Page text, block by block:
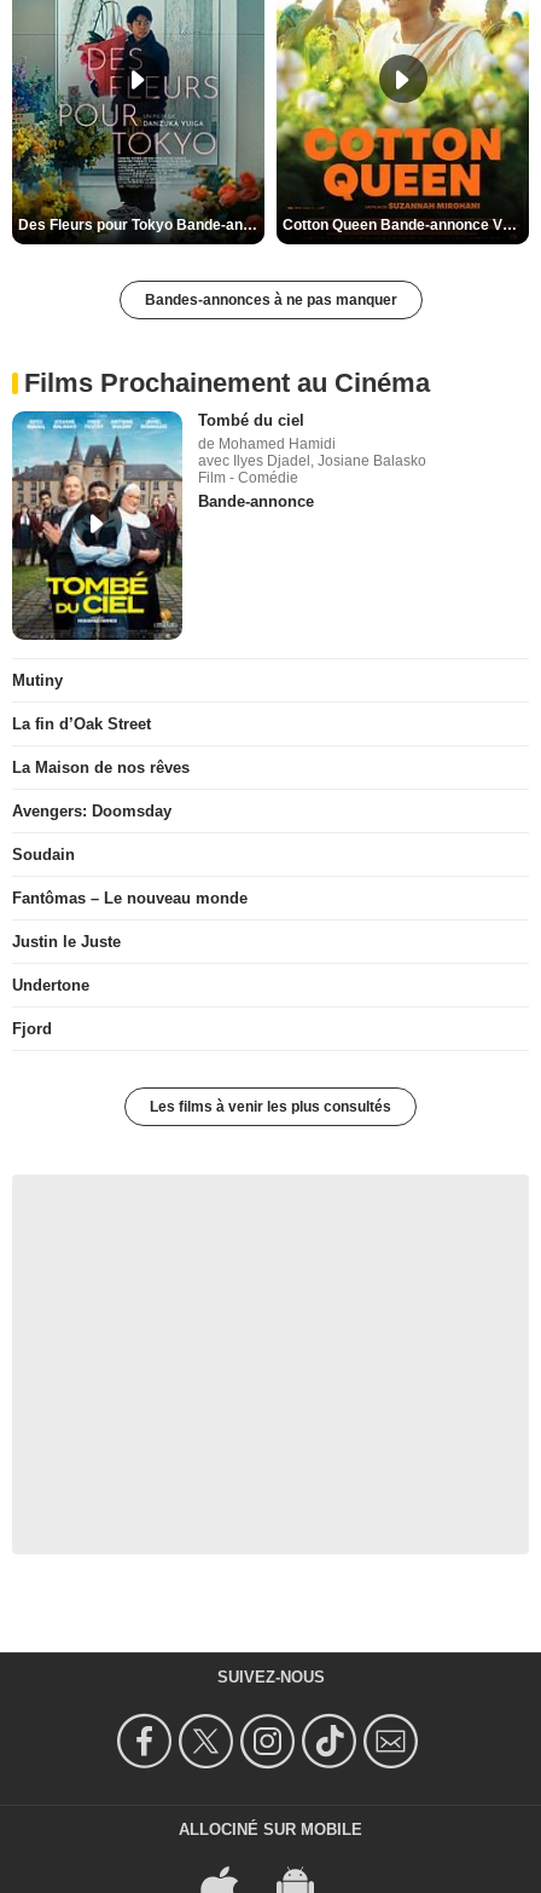
Des Fleurs pour Tokyo Bande-annonce VO STFR Cotton Queen Bande-annonce VO STFR
Bandes-annonces à ne pas manquer
Films Prochainement au Cinéma
Tombé du ciel
de Mohamed Hamidi
avec Ilyes Djadel, Josiane Balasko
Film - Comédie
Bande-annonce
Mutiny
La fin d’Oak Street
La Maison de nos rêves
Avengers: Doomsday
Soudain
Fantômas – Le nouveau monde
Justin le Juste
Undertone
Fjord
Les films à venir les plus consultés
SUIVEZ-NOUS
ALLOCINÉ SUR MOBILE